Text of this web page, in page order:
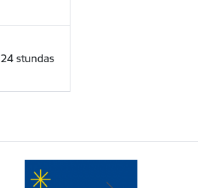
24 stundas